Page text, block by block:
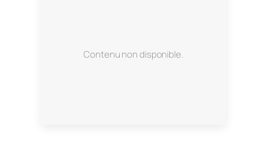
Contenu non disponible.